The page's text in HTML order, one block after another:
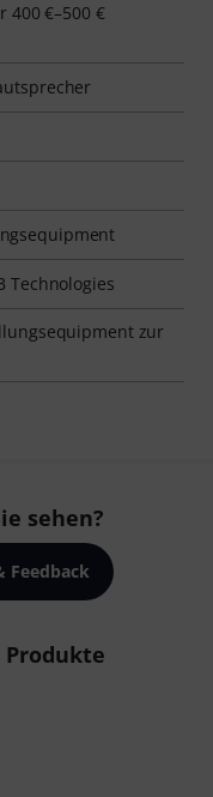
400 €–500 €
Technologies
zur
sehen?
Feedback